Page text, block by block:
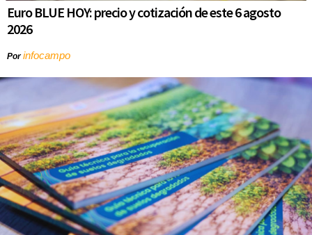
Euro BLUE HOY: precio y cotización de este 6 agosto
2026
Porinfocampo